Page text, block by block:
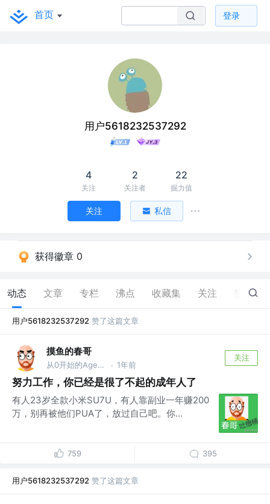
首页 登录
用户5618232537292
4
关注
2
关注者
22
掘力值
关注 私信
获得徽章 0
动态 文章 专栏 沸点 收藏集 关注 7
用户5618232537292 赞了这篇文章
摸鱼的春哥
从0开始的Agent之旅 · 1年前
关注
努力工作，你已经是很了不起的成年人了
有人23岁全款小米SU7U，有人靠副业一年赚200
万，别再被他们PUA了，放过自己吧。你...
759 395
用户5618232537292 赞了这篇文章